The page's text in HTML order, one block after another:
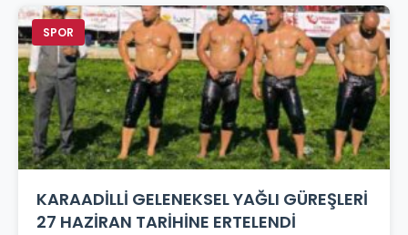
SPOR
KARAADİLLİ GELENEKSEL YAĞLI GÜREŞLERİ
27 HAZİRAN TARİHİNE ERTELENDİ